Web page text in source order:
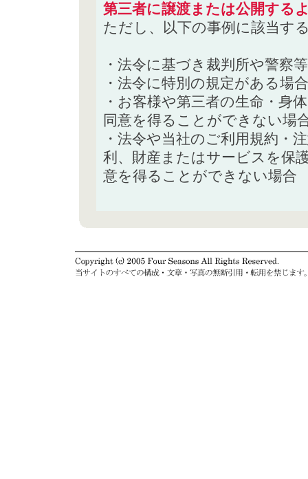
第三者に譲渡または公開する
ただし、以下の事例に該当す
・法令に基づき裁判所や警察
・法令に特別の規定がある場合
・お客様や第三者の生命・身
同意を得ることができない場
・法令や当社のご利用規約・
利、財産またはサービスを保
意を得ることができない場合